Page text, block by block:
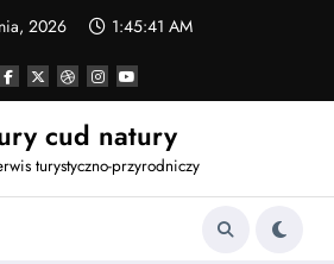
2026 1:45:42 AM
cud natury
turystyczno-przyrodniczy